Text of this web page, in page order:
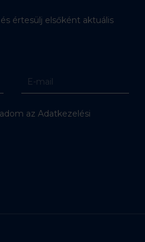
értesülj elsőként aktuális
az Adatkezelési